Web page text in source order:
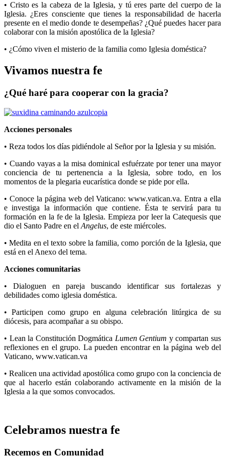
• Cristo es la cabeza de la Iglesia, y tú eres parte del cuerpo de la
Iglesia. ¿Eres consciente que tienes la responsabilidad de hacerla
presente en el medio donde te desempeñas? ¿Qué puedes hacer para
colaborar con la misión apostólica de la Iglesia?
• ¿Cómo viven el misterio de la familia como Iglesia doméstica?
Vivamos nuestra fe
¿Qué haré para cooperar con la gracia?
Acciones personales
• Reza todos los días pidiéndole al Señor por la Iglesia y su misión.
• Cuando vayas a la misa dominical esfuérzate por tener una mayor
conciencia de tu pertenencia a la Iglesia, sobre todo, en los
momentos de la plegaria eucarística donde se pide por ella.
• Conoce la página web del Vaticano: www.vatican.va. Entra a ella
e investiga la información que contiene. Ésta te servirá para tu
formación en la fe de la Iglesia. Empieza por leer la Catequesis que
dio el Santo Padre en el Angelus, de este miércoles.
• Medita en el texto sobre la familia, como porción de la Iglesia, que
está en el Anexo del tema.
Acciones comunitarias
• Dialoguen en pareja buscando identificar sus fortalezas y
debilidades como iglesia doméstica.
• Participen como grupo en alguna celebración litúrgica de su
diócesis, para acompañar a su obispo.
• Lean la Constitución Dogmática Lumen Gentium y compartan sus
reflexiones en el grupo. La pueden encontrar en la página web del
Vaticano, www.vatican.va
• Realicen una actividad apostólica como grupo con la conciencia de
que al hacerlo están colaborando activamente en la misión de la
Iglesia a la que somos convocados.
Celebramos nuestra fe
Recemos en Comunidad